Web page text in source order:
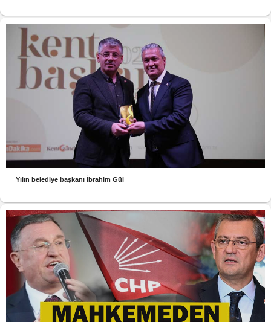
Yılın belediye başkanı İbrahim Gül